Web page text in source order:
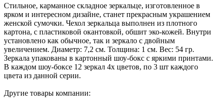
Стильное, карманное складное зеркальце, изготовленное в
ярком и интересном дизайне, станет прекрасным украшением
женской сумочки. Чехол зеркальца выполнен из плотного
картона, с пластиковой окантовкой, обшит эко-кожей. Внутри
установлено как обычное, так и зеркало с двойным
увеличением. Диаметр: 7,2 см. Толщина: 1 см. Вес: 54 гр.
Зеркала упакованы в картонный шоу-бокс с яркими принтами.
В каждом шоу-боксе 12 зеркал 4х цветов, по 3 шт каждого
цвета из данной серии.
Другие товары компании: